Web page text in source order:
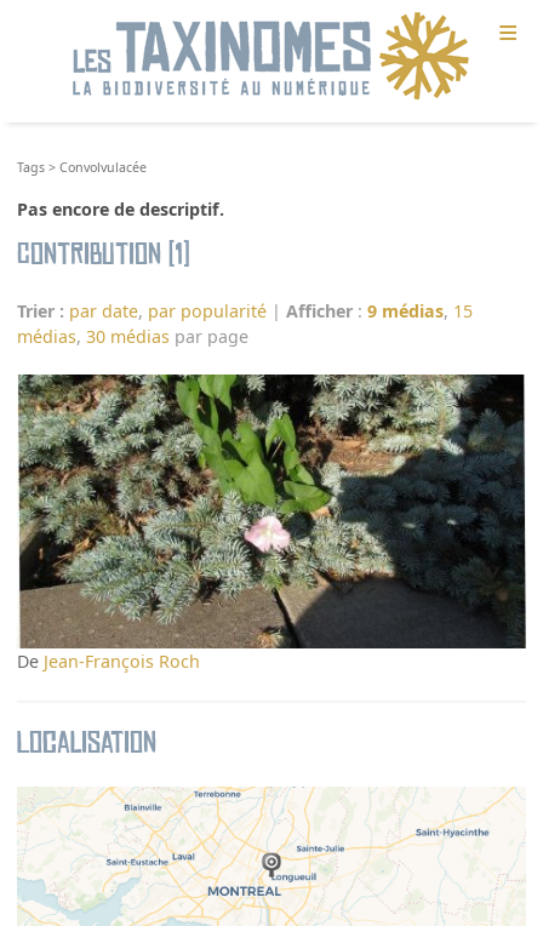
≡
Tags >Convolvulacée
Pas encore de descriptif.
Contribution (1)
Trier : par date, par popularité |Afficher :9 médias, 15
médias,30 médias par page
De Jean-François Roch
Localisation